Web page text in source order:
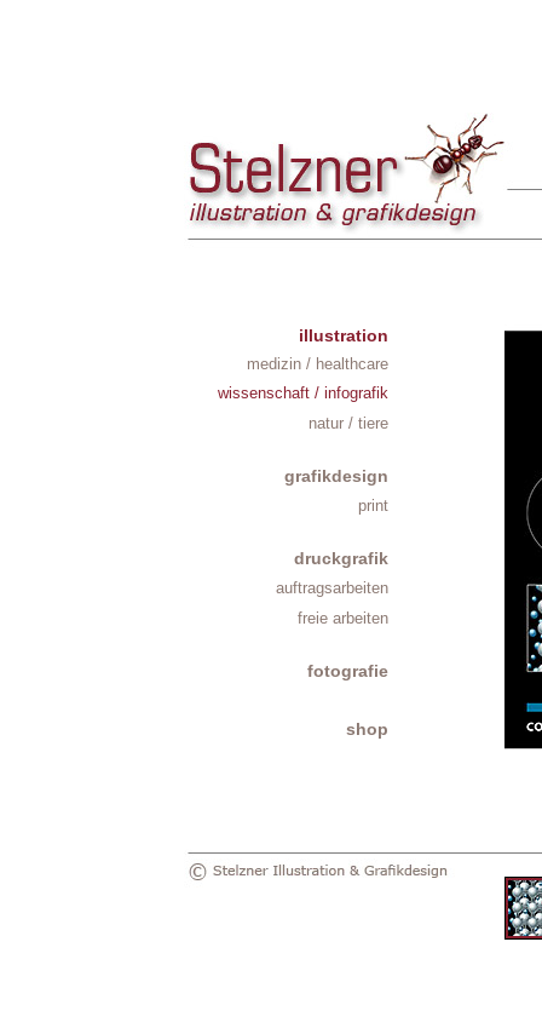
shop
fotografie
freie arbeiten
auftragsarbeiten
druckgrafik
print
grafikdesign
natur / tiere
wissenschaft / infografik
medizin / healthcare
illustration